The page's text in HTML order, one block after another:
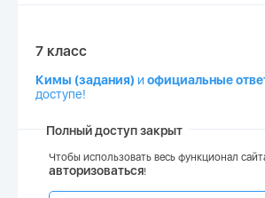
7 класс
Кимы (задания) и официальные
доступе!
Полный доступ закрыт
Чтобы использовать весь функционал
авторизоваться!